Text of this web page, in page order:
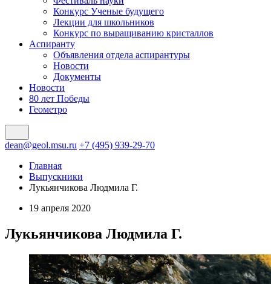
Конкурс Ученые будущего
Лекции для школьников
Конкурс по выращиванию кристаллов
Аспиранту
Объявления отдела аспирантуры
Новости
Документы
Новости
80 лет Победы
Геометро
dean@geol.msu.ru +7 (495) 939-29-70
Главная
Выпускники
Лукьянчикова Людмила Г.
19 апреля 2020
Лукьянчикова Людмила Г.